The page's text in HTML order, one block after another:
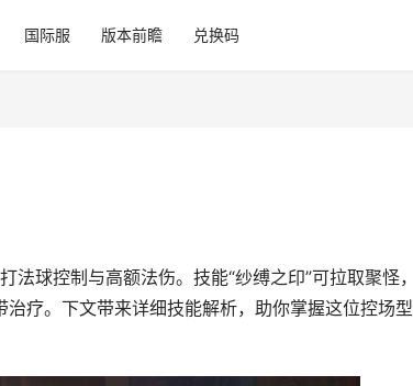
国际服 版本前瞻 兑换码
球控制与高额法伤。技能“纱缚之印”可拉取聚怪，
治疗。下文带来详细技能解析，助你掌握这位控场型